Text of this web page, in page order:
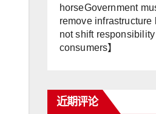
horseGovernment
remove infrastructure
not shift
consumers】
近期评论